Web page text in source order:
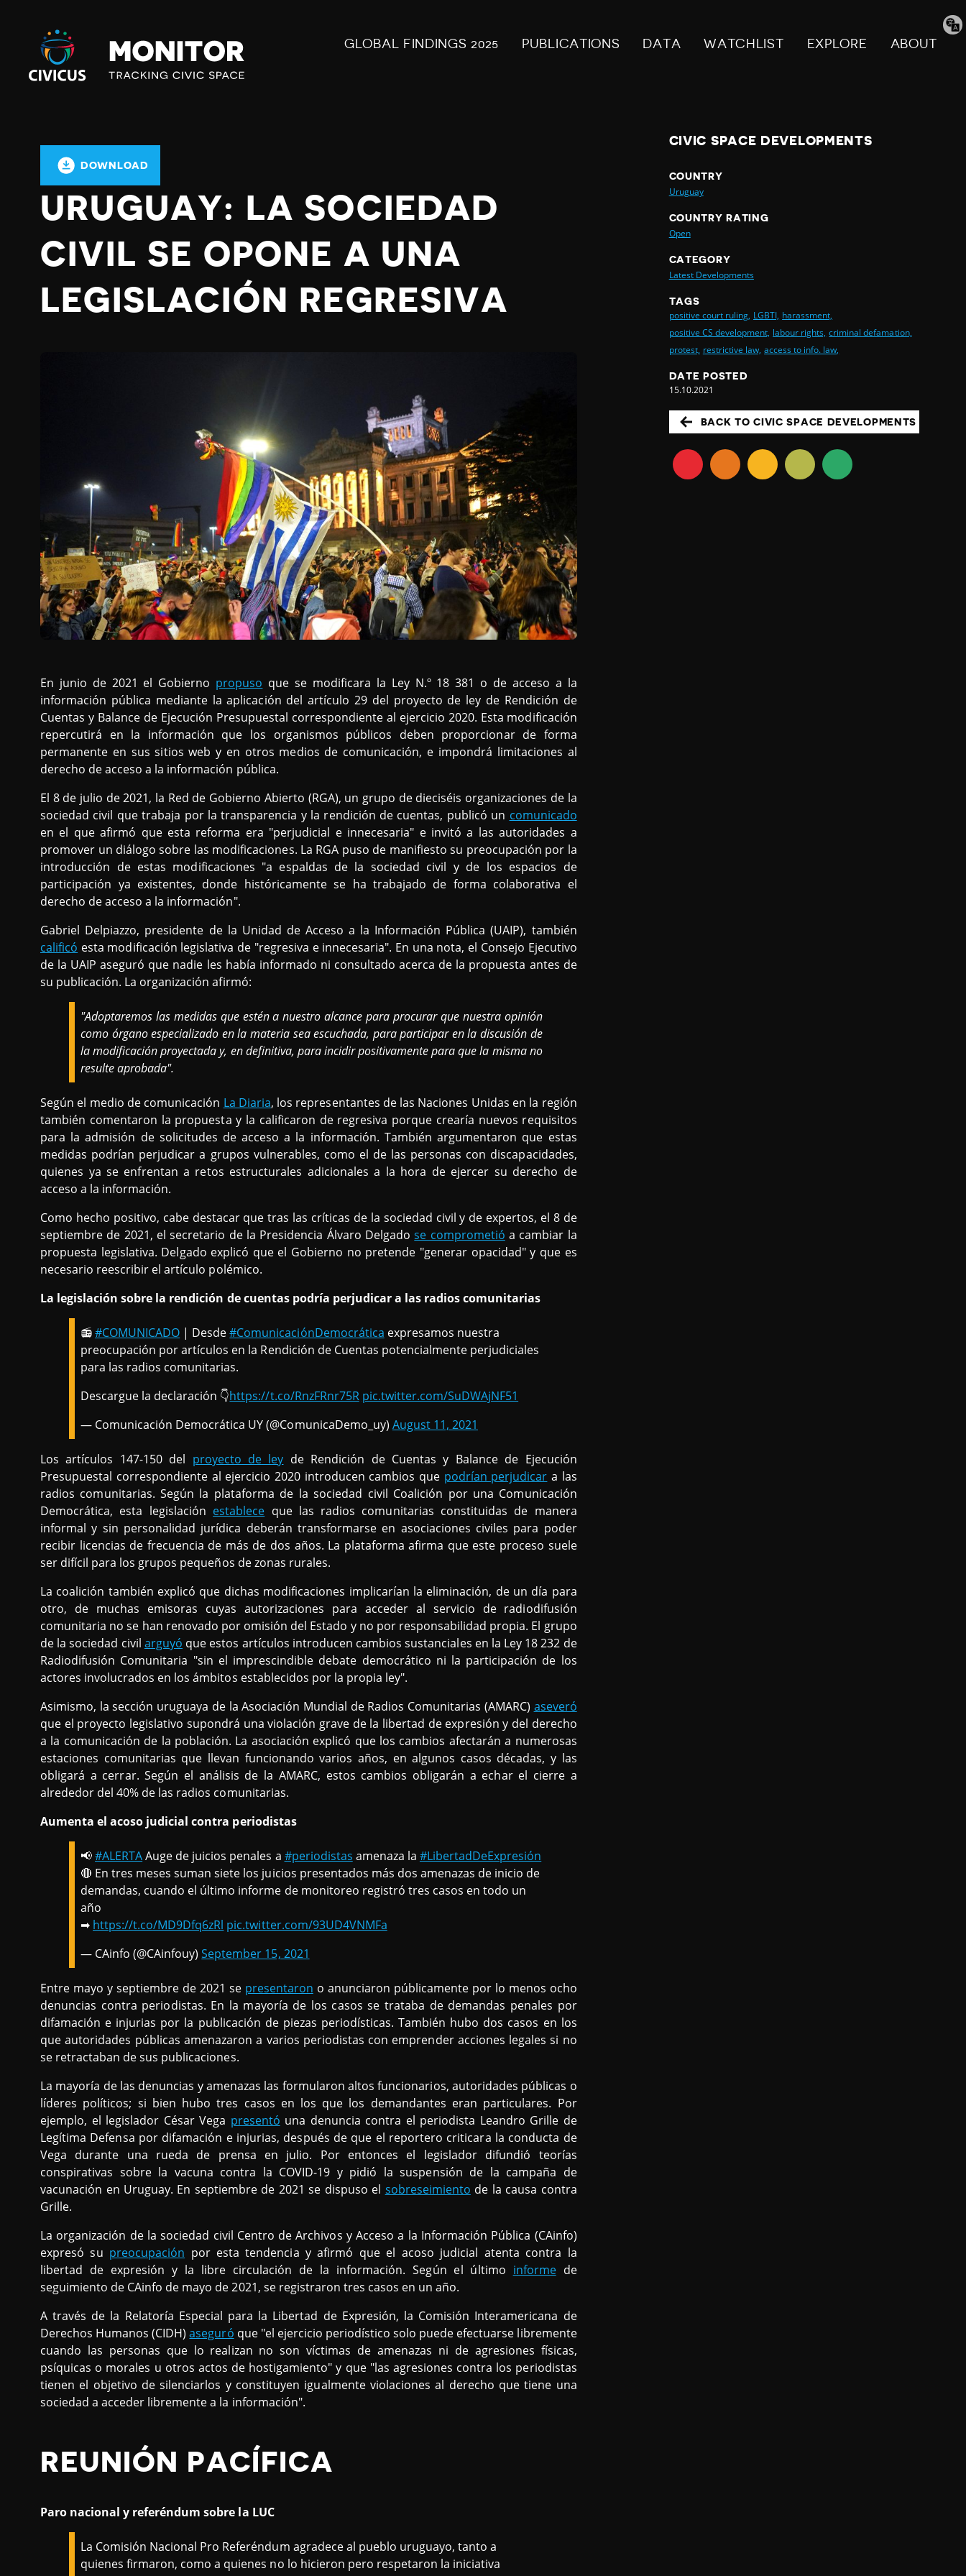
Civicus
Monitor
GLOBAL FINDINGS 2025 PUBLICATIONS DATA WATCHLIST EXPLORE ABOUT
DOWNLOAD
URUGUAY: LA SOCIEDAD
CIVIL SE OPONE A UNA
LEGISLACIÓN REGRESIVA
En junio de 2021 el Gobierno propuso que se modificara la Ley N.º 18 381 o de acceso a la
información pública mediante la aplicación del artículo 29 del proyecto de ley de Rendición de
Cuentas y Balance de Ejecución Presupuestal correspondiente al ejercicio 2020. Esta modificación
repercutirá en la información que los organismos públicos deben proporcionar de forma
permanente en sus sitios web y en otros medios de comunicación, e impondrá limitaciones al
derecho de acceso a la información pública.
El 8 de julio de 2021, la Red de Gobierno Abierto (RGA), un grupo de dieciséis organizaciones de la
sociedad civil que trabaja por la transparencia y la rendición de cuentas, publicó un comunicado
en el que afirmó que esta reforma era "perjudicial e innecesaria" e invitó a las autoridades a
promover un diálogo sobre las modificaciones. La RGA puso de manifiesto su preocupación por la
introducción de estas modificaciones "a espaldas de la sociedad civil y de los espacios de
participación ya existentes, donde históricamente se ha trabajado de forma colaborativa el
derecho de acceso a la información".
Gabriel Delpiazzo, presidente de la Unidad de Acceso a la Información Pública (UAIP), también
calificó esta modificación legislativa de "regresiva e innecesaria". En una nota, el Consejo Ejecutivo
de la UAIP aseguró que nadie les había informado ni consultado acerca de la propuesta antes de
su publicación. La organización afirmó:
"Adoptaremos las medidas que estén a nuestro alcance para procurar que nuestra opinión
como órgano especializado en la materia sea escuchada, para participar en la discusión de
la modificación proyectada y, en definitiva, para incidir positivamente para que la misma no
resulte aprobada".
Según el medio de comunicación La Diaria, los representantes de las Naciones Unidas en la región
también comentaron la propuesta y la calificaron de regresiva porque crearía nuevos requisitos
para la admisión de solicitudes de acceso a la información. También argumentaron que estas
medidas podrían perjudicar a grupos vulnerables, como el de las personas con discapacidades,
quienes ya se enfrentan a retos estructurales adicionales a la hora de ejercer su derecho de
acceso a la información.
Como hecho positivo, cabe destacar que tras las críticas de la sociedad civil y de expertos, el 8 de
septiembre de 2021, el secretario de la Presidencia Álvaro Delgadose comprometió a cambiar la
propuesta legislativa. Delgado explicó que el Gobierno no pretende "generar opacidad" y que es
necesario reescribir el artículo polémico.
La legislación sobre la rendición de cuentas podría perjudicar a las radios comunitarias
📻#COMUNICADO | Desde#ComunicaciónDemocrática expresamos nuestra
preocupación por artículos en la Rendición de Cuentas potencialmente perjudiciales
para las radios comunitarias.
Descargue la declaración 👇https://t.co/RnzFRnr75R pic.twitter.com/SuDWAjNF51
— Comunicación Democrática UY (@ComunicaDemo_uy) August 11, 2021
Los artículos 147-150 del proyecto de ley de Rendición de Cuentas y Balance de Ejecución
Presupuestal correspondiente al ejercicio 2020 introducen cambios que podrían perjudicar a las
radios comunitarias. Según la plataforma de la sociedad civil Coalición por una Comunicación
Democrática, esta legislación establece que las radios comunitarias constituidas de manera
informal y sin personalidad jurídica deberán transformarse en asociaciones civiles para poder
recibir licencias de frecuencia de más de dos años. La plataforma afirma que este proceso suele
ser difícil para los grupos pequeños de zonas rurales.
La coalición también explicó que dichas modificaciones implicarían la eliminación, de un día para
otro, de muchas emisoras cuyas autorizaciones para acceder al servicio de radiodifusión
comunitaria no se han renovado por omisión del Estado y no por responsabilidad propia. El grupo
de la sociedad civil arguyó que estos artículos introducen cambios sustanciales en la Ley 18 232 de
Radiodifusión Comunitaria "sin el imprescindible debate democrático ni la participación de los
actores involucrados en los ámbitos establecidos por la propia ley".
Asimismo, la sección uruguaya de la Asociación Mundial de Radios Comunitarias (AMARC) aseveró
que el proyecto legislativo supondrá una violación grave de la libertad de expresión y del derecho
a la comunicación de la población. La asociación explicó que los cambios afectarán a numerosas
estaciones comunitarias que llevan funcionando varios años, en algunos casos décadas, y las
obligará a cerrar. Según el análisis de la AMARC, estos cambios obligarán a echar el cierre a
alrededor del 40% de las radios comunitarias.
Aumenta el acoso judicial contra periodistas
📢#ALERTAAuge de juicios penales a #periodistas amenaza la #LibertadDeExpresión
🔴 En tres meses suman siete los juicios presentados más dos amenazas de inicio de
demandas, cuando el último informe de monitoreo registró tres casos en todo un
año
➡ https://t.co/MD9Dfq6zRl pic.twitter.com/93UD4VNMFa
— CAinfo (@CAinfouy)September 15, 2021
Entre mayo y septiembre de 2021 se presentaron o anunciaron públicamente por lo menos ocho
denuncias contra periodistas. En la mayoría de los casos se trataba de demandas penales por
difamación e injurias por la publicación de piezas periodísticas. También hubo dos casos en los
que autoridades públicas amenazaron a varios periodistas con emprender acciones legales si no
se retractaban de sus publicaciones.
La mayoría de las denuncias y amenazas las formularon altos funcionarios, autoridades públicas o
líderes políticos; si bien hubo tres casos en los que los demandantes eran particulares. Por
ejemplo, el legislador César Vega presentó una denuncia contra el periodista Leandro Grille de
Legítima Defensa por difamación e injurias, después de que el reportero criticara la conducta de
Vega durante una rueda de prensa en julio. Por entonces el legislador difundió teorías
conspirativas sobre la vacuna contra la COVID-19 y pidió la suspensión de la campaña de
vacunación en Uruguay. En septiembre de 2021 se dispuso el sobreseimiento de la causa contra
Grille.
La organización de la sociedad civil Centro de Archivos y Acceso a la Información Pública (CAinfo)
expresó su preocupación por esta tendencia y afirmó que el acoso judicial atenta contra la
libertad de expresión y la libre circulación de la información. Según el último informede
seguimiento de CAinfo de mayo de 2021, se registraron tres casos en un año.
A través de la Relatoría Especial para la Libertad de Expresión, la Comisión Interamericana de
Derechos Humanos (CIDH)aseguró que "el ejercicio periodístico solo puede efectuarse libremente
cuando las personas que lo realizan no son víctimas de amenazas ni de agresiones físicas,
psíquicas o morales u otros actos de hostigamiento" y que "las agresiones contra los periodistas
tienen el objetivo de silenciarlos y constituyen igualmente violaciones al derecho que tiene una
sociedad a acceder libremente a la información".
REUNIÓN PACÍFICA
Paro nacional y referéndum sobre la LUC
La Comisión Nacional Pro Referéndum agradece al pueblo uruguayo, tanto a
quienes firmaron, como a quienes no lo hicieron pero respetaron la iniciativa
CIVIC SPACE DEVELOPMENTS
COUNTRY
Uruguay
COUNTRY RATING
Open
CATEGORY
Latest Developments
TAGS
positive court ruling, LGBTI, harassment,
positive CS development, labour rights, criminal defamation,
protest, restrictive law, access to info. law,
DATE POSTED
15.10.2021
BACK TO CIVIC SPACE DEVELOPMENTS